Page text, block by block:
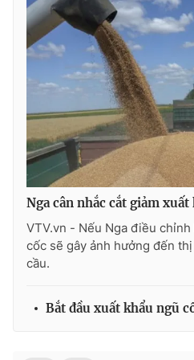
THỜI BÁO VTV
Theo dõi báo trên
Cơ quan chủ quản:Đài Truyền
Cơ quan báo chí: Thời báo VTV
Giấy phép hoạt động báo in và
cấp ngày 29/12/2023
Phó Tổng Biên tập:Nguyễn Thị Mỹ
Nga cân nhắc cắt giảm
VTV.vn - Nếu Nga điều
cốc sẽ gây ảnh hưởng đến
cầu.
Bắt đầu xuất khẩu ngũ